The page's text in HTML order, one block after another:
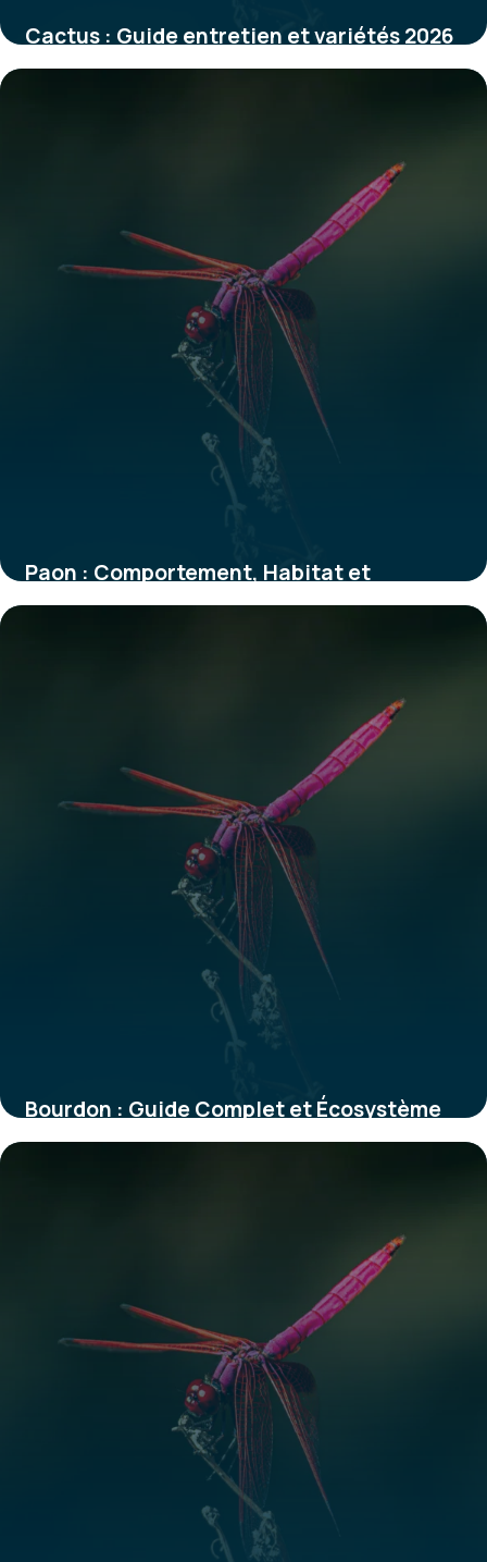
Cactus : Guide entretien et variétés 2026
31 mai 2026
Paon : Comportement, Habitat et
Caractéristiques
Bourdon : Guide Complet et Écosystème
2026